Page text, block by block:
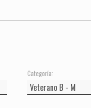
Categoría: